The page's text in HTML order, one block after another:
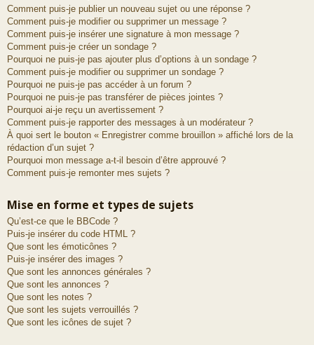
Comment puis-je publier un nouveau sujet ou une réponse ?
Comment puis-je modifier ou supprimer un message ?
Comment puis-je insérer une signature à mon message ?
Comment puis-je créer un sondage ?
Pourquoi ne puis-je pas ajouter plus d’options à un sondage ?
Comment puis-je modifier ou supprimer un sondage ?
Pourquoi ne puis-je pas accéder à un forum ?
Pourquoi ne puis-je pas transférer de pièces jointes ?
Pourquoi ai-je reçu un avertissement ?
Comment puis-je rapporter des messages à un modérateur ?
À quoi sert le bouton « Enregistrer comme brouillon » affiché lors de la
rédaction d’un sujet ?
Pourquoi mon message a-t-il besoin d’être approuvé ?
Comment puis-je remonter mes sujets ?
Mise en forme et types de sujets
Qu’est-ce que le BBCode ?
Puis-je insérer du code HTML ?
Que sont les émoticônes ?
Puis-je insérer des images ?
Que sont les annonces générales ?
Que sont les annonces ?
Que sont les notes ?
Que sont les sujets verrouillés ?
Que sont les icônes de sujet ?